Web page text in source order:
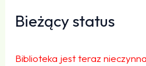
Bieżący status
Biblioteka jest teraz